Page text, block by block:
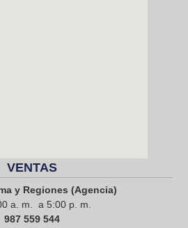
VENTAS
y Regiones (Agencia)
a. m. a 5:00 p. m.
987 559 544